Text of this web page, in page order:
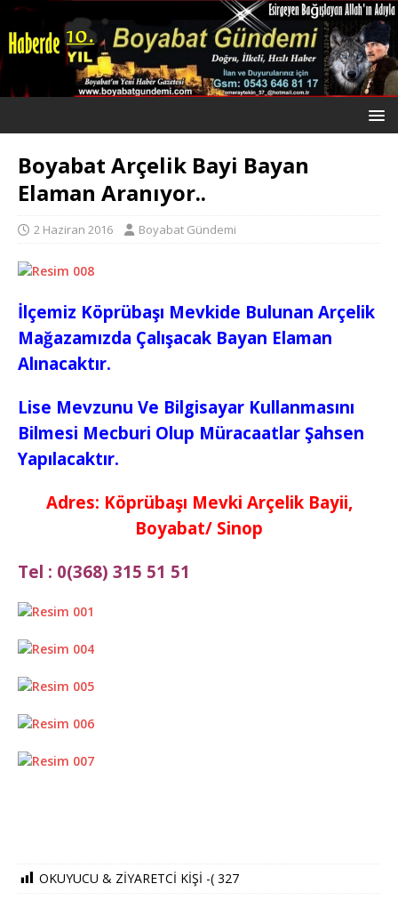
Boyabat Arçelik Bayi Bayan
Elaman Aranıyor..
2 Haziran 2016 Boyabat Gündemi
İlçemiz Köprübaşı Mevkide Bulunan Arçelik
Mağazamızda Çalışacak Bayan Elaman
Alınacaktır.
Lise Mevzunu Ve Bilgisayar Kullanmasını
Bilmesi Mecburi Olup Müracaatlar Şahsen
Yapılacaktır.
Adres: Köprübaşı Mevki Arçelik Bayii,
Boyabat/ Sinop
Tel : 0(368) 315 51 51
OKUYUCU & ZİYARETCİ KİŞİ -( 327